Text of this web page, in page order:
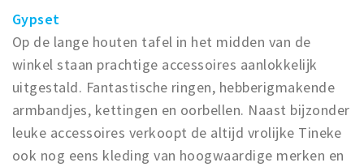
Gypset
Op de lange houten tafel in het midden van de
winkel staan prachtige accessoires aanlokkelijk
uitgestald. Fantastische ringen, hebberigmakende
armbandjes, kettingen en oorbellen. Naast bijzonder
leuke accessoires verkoopt de altijd vrolijke Tineke
ook nog eens kleding van hoogwaardige merken en